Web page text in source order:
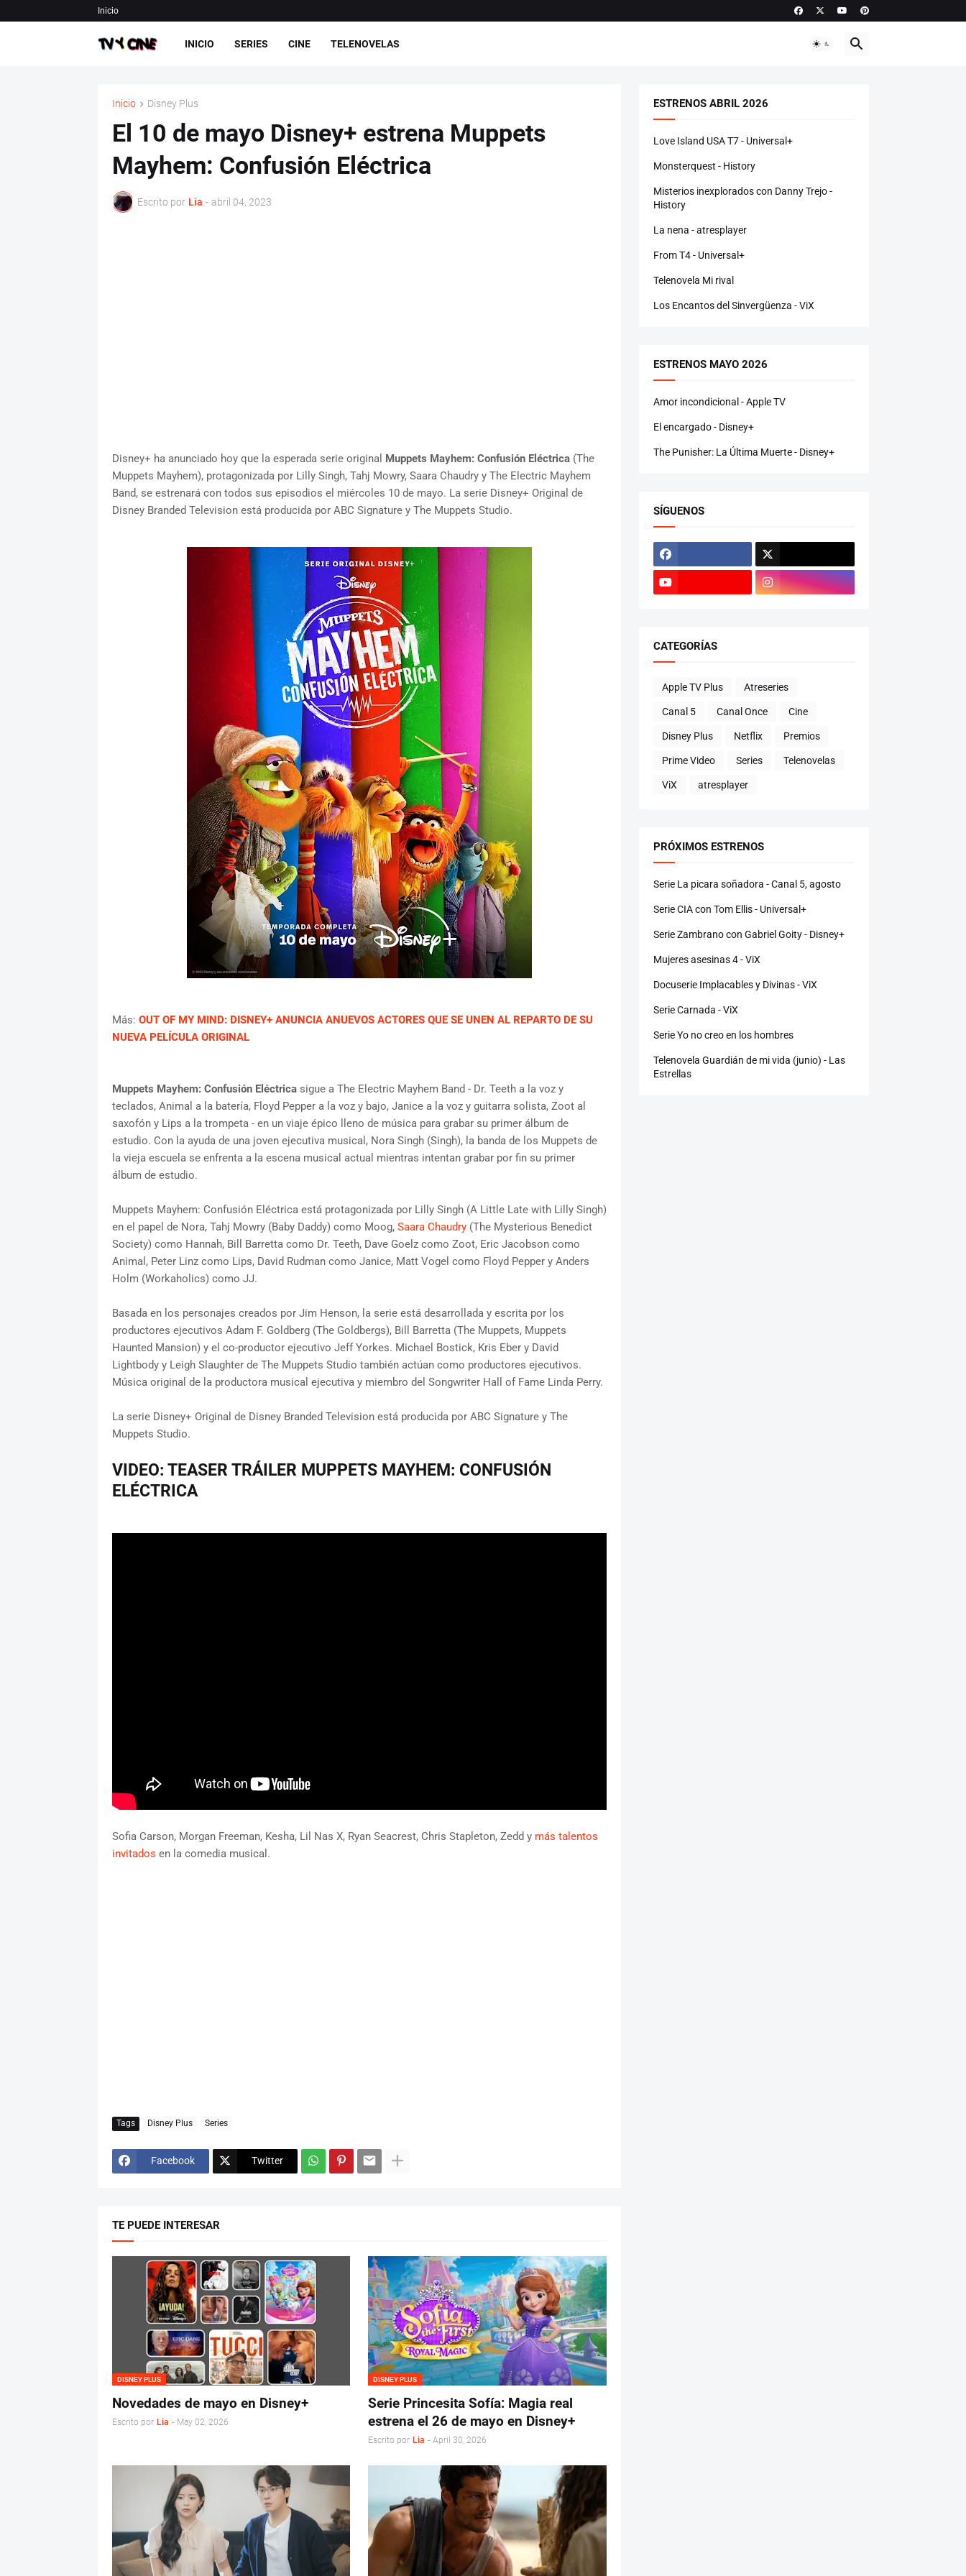
Inicio
INICIO SERIES CINE TELENOVELAS
Inicio Disney Plus
El 10 de mayo Disney+ estrena Muppets
Mayhem: Confusión Eléctrica
Escrito por Lia - abril 04, 2023
Disney+ ha anunciado hoy que la esperada serie original Muppets Mayhem: Confusión Eléctrica(The
Muppets Mayhem), protagonizada por Lilly Singh, Tahj Mowry, Saara Chaudry y The Electric Mayhem
Band, se estrenará con todos sus episodios el miércoles 10 de mayo. La serie Disney+ Original de
Disney Branded Television está producida por ABC Signature y The Muppets Studio.
Más: OUT OF MY MIND: DISNEY+ ANUNCIA ANUEVOS ACTORES QUE SE UNEN AL REPARTO DE SU
NUEVA PELÍCULA ORIGINAL
Muppets Mayhem: Confusión Eléctricasigue a The Electric Mayhem Band - Dr. Teeth a la voz y
teclados, Animal a la batería, Floyd Pepper a la voz y bajo, Janice a la voz y guitarra solista, Zoot al
saxofón y Lips a la trompeta - en un viaje épico lleno de música para grabar su primer álbum de
estudio. Con la ayuda de una joven ejecutiva musical, Nora Singh (Singh), la banda de los Muppets de
la vieja escuela se enfrenta a la escena musical actual mientras intentan grabar por fin su primer
álbum de estudio.
Muppets Mayhem: Confusión Eléctrica está protagonizada por Lilly Singh (A Little Late with Lilly Singh)
en el papel de Nora, Tahj Mowry (Baby Daddy) como Moog, Saara Chaudry(The Mysterious Benedict
Society) como Hannah, Bill Barretta como Dr. Teeth, Dave Goelz como Zoot, Eric Jacobson como
Animal, Peter Linz como Lips, David Rudman como Janice, Matt Vogel como Floyd Pepper y Anders
Holm (Workaholics) como JJ.
Basada en los personajes creados por Jim Henson, la serie está desarrollada y escrita por los
productores ejecutivos Adam F. Goldberg (The Goldbergs), Bill Barretta (The Muppets, Muppets
Haunted Mansion) y el co-productor ejecutivo Jeff Yorkes. Michael Bostick, Kris Eber y David
Lightbody y Leigh Slaughter de The Muppets Studio también actúan como productores ejecutivos.
Música original de la productora musical ejecutiva y miembro del Songwriter Hall of Fame Linda Perry.
La serie Disney+ Original de Disney Branded Television está producida por ABC Signature y The
Muppets Studio.
VIDEO: TEASER TRÁILER MUPPETS MAYHEM: CONFUSIÓN
ELÉCTRICA
Sofia Carson, Morgan Freeman, Kesha, Lil Nas X, Ryan Seacrest, Chris Stapleton, Zedd y más talentos
invitados en la comedia musical.
Tags Disney Plus Series
Facebook Twitter
TE PUEDE INTERESAR
DISNEY PLUS
Novedades de mayo en Disney+
Escrito por Lia - May 02, 2026
DISNEY PLUS
Serie Princesita Sofía: Magia real
estrena el 26 de mayo en Disney+
Escrito por Lia - April 30, 2026
ESTRENOS ABRIL 2026
Love Island USA T7 - Universal+
Monsterquest - History
Misterios inexplorados con Danny Trejo -
History
La nena - atresplayer
From T4 - Universal+
Telenovela Mi rival
Los Encantos del Sinvergüenza - ViX
ESTRENOS MAYO 2026
Amor incondicional - Apple TV
El encargado - Disney+
The Punisher: La Última Muerte - Disney+
SÍGUENOS
CATEGORÍAS
Apple TV Plus Atreseries
Canal 5 Canal Once Cine
Disney Plus Netflix Premios
Prime Video Series Telenovelas
ViX atresplayer
PRÓXIMOS ESTRENOS
Serie La picara soñadora - Canal 5, agosto
Serie CIA con Tom Ellis - Universal+
Serie Zambrano con Gabriel Goity - Disney+
Mujeres asesinas 4 - ViX
Docuserie Implacables y Divinas - ViX
Serie Carnada - ViX
Serie Yo no creo en los hombres
Telenovela Guardián de mi vida (junio) - Las
Estrellas